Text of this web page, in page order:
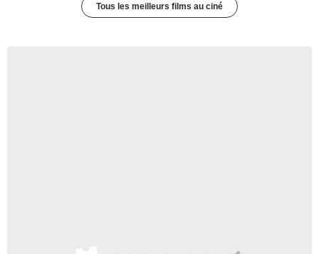
Tous les meilleurs films au ciné